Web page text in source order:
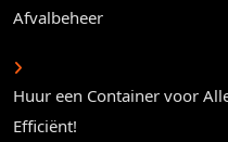
Afvalbeheer
Huur een Container voor
Efficiënt!